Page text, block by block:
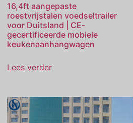
16,4ft aangepaste
roestvrijstalen voedseltrailer
voor Duitsland | CE-
gecertificeerde mobiele
keukenaanhangwagen
Lees verder